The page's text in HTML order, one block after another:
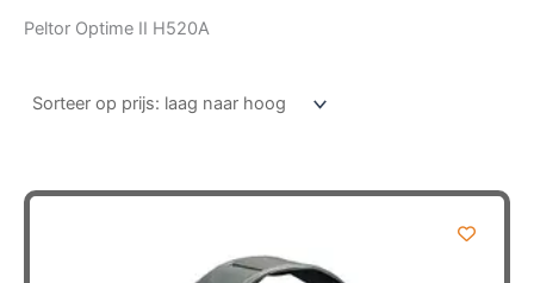
Peltor Optime II H520A